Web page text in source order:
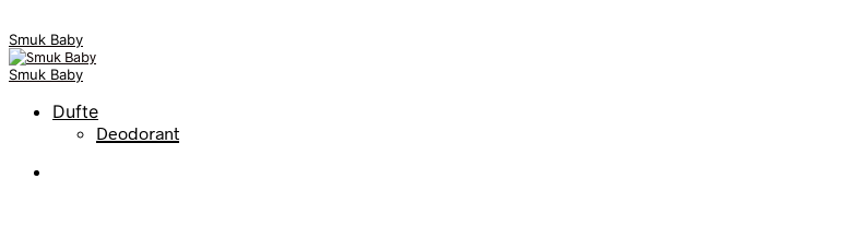
Smuk Baby
Smuk Baby
Dufte
Deodorant